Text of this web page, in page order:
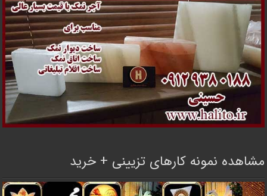
مشاهده نمونه کارهای تزیینی + خرید